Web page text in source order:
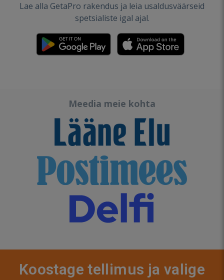
Lae alla GetaPro rakendus ja leia usaldusväärseid
spetsialiste igal ajal.
Meedia meie kohta
Koostage tellimus ja valige